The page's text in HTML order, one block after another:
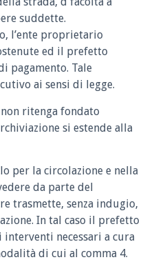
suddette.
l’ente proprietario
ed il prefetto
pagamento. Tale
ai sensi di legge.
ritenga fondato
si estende alla
per la circolazione e nella
da parte del
trasmette, senza indugio,
In tal caso il prefetto
interventi necessari a cura
di cui al comma 4.